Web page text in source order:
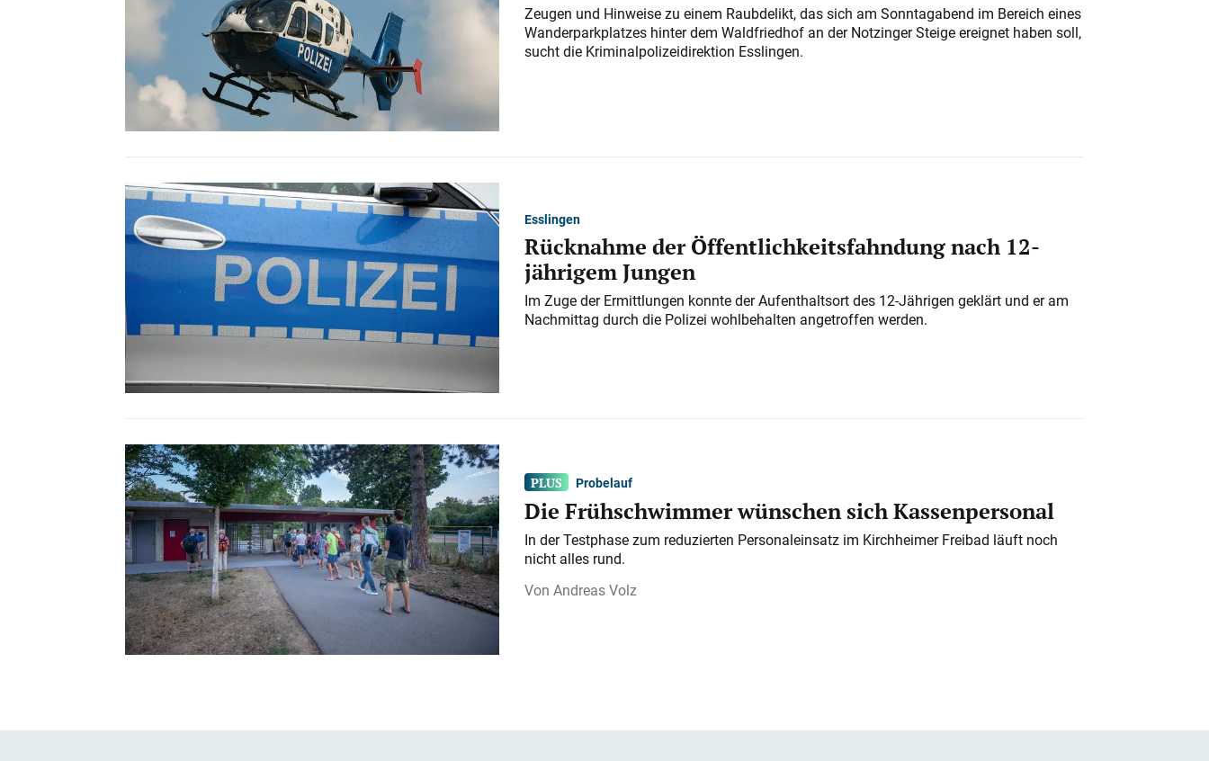
Zeugen und Hinweise zu einem Raubdelikt, das sich am Sonntagabend im Bereich eines
Wanderparkplatzes hinter dem Waldfriedhof an der Notzinger Steige ereignet haben soll,
sucht die Kriminalpolizeidirektion Esslingen.
Esslingen
Rücknahme der Öffentlichkeitsfahndung nach 12-
jährigem Jungen
Im Zuge der Ermittlungen konnte der Aufenthaltsort des 12-Jährigen geklärt und er am
Nachmittag durch die Polizei wohlbehalten angetroffen werden.
Probelauf
Die Frühschwimmer wünschen sich Kassenpersonal
In der Testphase zum reduzierten Personaleinsatz im Kirchheimer Freibad läuft noch
nicht alles rund.
Andreas Volz